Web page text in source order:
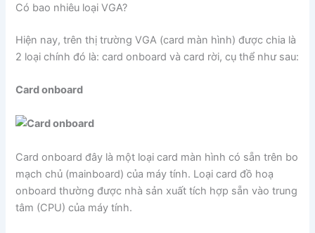
Có bao nhiêu loại VGA?
Hiện nay, trên thị trường VGA (card màn hình) được chia là
2 loại chính đó là: card onboard và card rời, cụ thể như sau:
Card onboard
Card onboard đây là một loại card màn hình có sẵn trên bo
mạch chủ (mainboard) của máy tính. Loại card đồ hoạ
onboard thường được nhà sản xuất tích hợp sẵn vào trung
tâm (CPU) của máy tính.